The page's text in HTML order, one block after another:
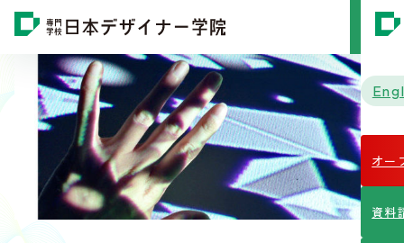
MENU
オー
資料